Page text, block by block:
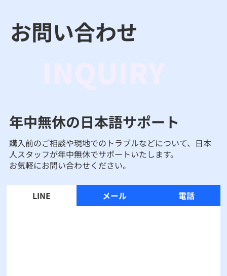
LINE メール 電話
年中無休の日本語サポート
購入前のご相談や現地でのトラブルなどについて、日本
人スタッフが年中無休でサポートいたします。
お気軽にお問い合わせください。
お問い合わせ